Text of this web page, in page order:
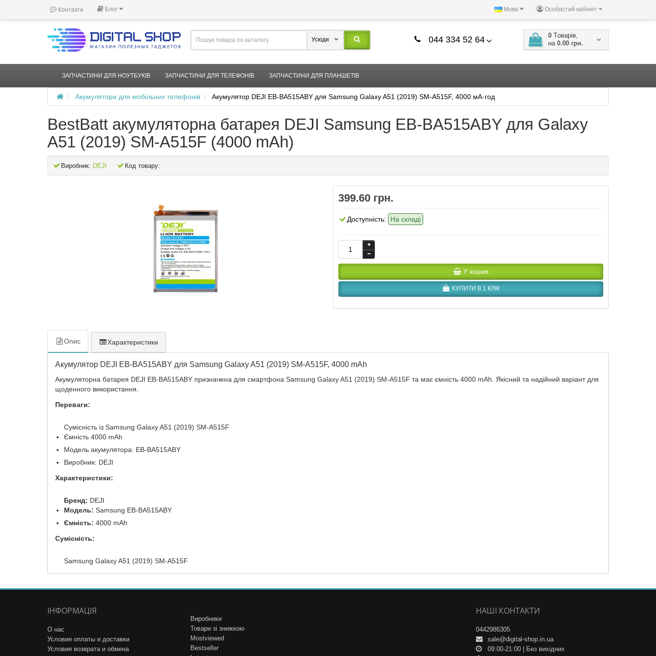
Контакти Блог Особистий кабінет
Мова
044 334 52 64 0 Tоварів,
на 0.00 грн.
Усюди
ЗАПЧАСТИНИ ДЛЯ НОУТБУКІВ ЗАПЧАСТИНИ ДЛЯ ТЕЛЕФОНІВ ЗАПЧАСТИНИ ДЛЯ ПЛАНШЕТІВ
Акумулятори для мобільних телефонів Акумулятор DEJI EB-BA515ABY для Samsung Galaxy A51 (2019) SM-A515F, 4000 мА·год
BestBatt акумуляторна батарея DEJI Samsung EB-BA515ABY для Galaxy
A51 (2019) SM-A515F (4000 mAh)
Виробник: DEJI Код товару:
399.60 грн.
Доступність: На складі
У кошик
КУПИТИ В 1 КЛІК
Опис Характеристики
Акумулятор DEJI EB-BA515ABY для Samsung Galaxy A51 (2019) SM-A515F, 4000 mAh
Акумуляторна батарея DEJI EB-BA515ABY призначена для смартфона Samsung Galaxy A51 (2019) SM-A515F та має ємність 4000 mAh. Якісний та надійний варіант для
щоденного використання.
Переваги:
Сумісність із Samsung Galaxy A51 (2019) SM-A515F
Ємність 4000 mAh
Модель акумулятора: EB-BA515ABY
Виробник: DEJI
Характеристики:
Бренд: DEJI
Модель: Samsung EB-BA515ABY
Ємність: 4000 mAh
Сумісність:
Samsung Galaxy A51 (2019) SM-A515F
ІНФОРМАЦІЯ
О нас
Условия оплаты и доставки
Условия возврата и обмена
Виробники
Товари зі знижкою
Mostviewed
Bestseller
НАШІ КОНТАКТИ
0442986305
sale@digital-shop.in.ua
09:00-21:00 | Без вихідних